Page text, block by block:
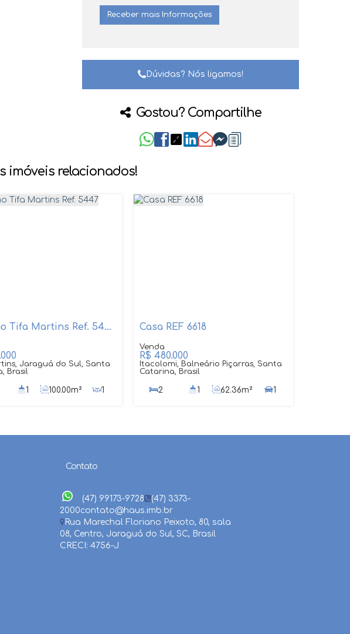
Dúvidas? Nós ligamos!
Gostou? Compartilhe
imóveis relacionados!
Casa no Tifa Martins Ref. 5447
Jaraguá do Sul, Santa
Brasil
1 100.00m²
1
Casa REF 6618
R$ 480.000
Itacolomi, Balneário Piçarras, Santa
Catarina, Brasil
2 1 62.36m² 1
Contato
(47) 99173-9728
(47) 3373-
2000contato@haus.imb.br
Rua Marechal Floriano Peixoto, 80, sala
08, Centro, Jaraguá do Sul, SC, Brasil
CRECI: 4756-J